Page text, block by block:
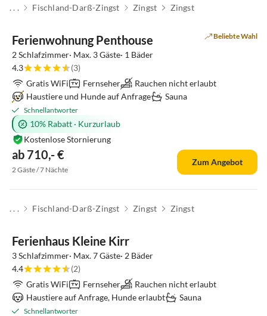
. . . Fischland-Darß-Zingst Zingst Zingst
Ferienwohnung Penthouse Beliebte Wahl
2 Schlafzimmer· Max. 3 Gäste· 1 Bäder
4.3
(3)
Gratis WiFi
Fernseher
Rauchen nicht erlaubt
Haustiere und Hunde auf Anfrage
Sauna
Schnellantworter
10% Rabatt · Kurzurlaub
ab 710,- €
Kostenlose Stornierung
2 Gäste / 7 Nächte
Zum Angebot
. . . Fischland-Darß-Zingst Zingst Zingst
Ferienhaus Kleine Kirr
3 Schlafzimmer· Max. 7 Gäste· 2 Bäder
4.4
(2)
Gratis WiFi
Fernseher
Rauchen nicht erlaubt
Haustiere auf Anfrage, Hunde erlaubt
Sauna
Schnellantworter